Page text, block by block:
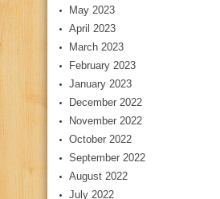
May 2023
April 2023
March 2023
February 2023
January 2023
December 2022
November 2022
October 2022
September 2022
August 2022
July 2022